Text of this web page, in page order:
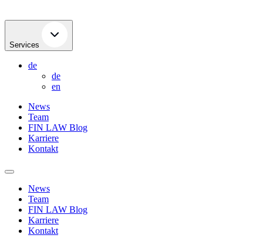
Services
de
de
en
News
Team
FIN LAW Blog
Karriere
Kontakt
News
Team
FIN LAW Blog
Karriere
Kontakt